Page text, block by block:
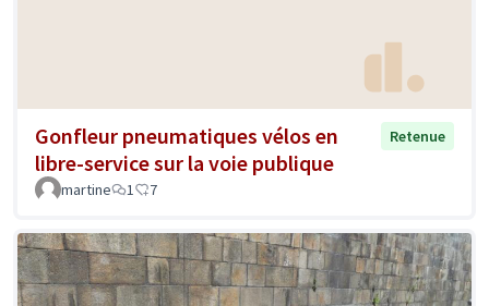
Gonfleur pneumatiques vélos en
libre-service sur la voie publique
Retenue
martine 1 7